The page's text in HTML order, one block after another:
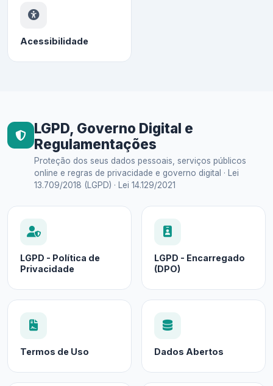
Acessibilidade
LGPD, Governo Digital e
Regulamentações
Proteção dos seus dados pessoais, serviços públicos
online e regras de privacidade e governo digital · Lei
13.709/2018 (LGPD) · Lei 14.129/2021
LGPD - Política de
Privacidade
LGPD - Encarregado
(DPO)
Termos de Uso Dados Abertos